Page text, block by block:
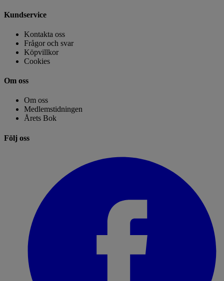
Kundservice
Kontakta oss
Frågor och svar
Köpvillkor
Cookies
Om oss
Om oss
Medlemstidningen
Årets Bok
Följ oss